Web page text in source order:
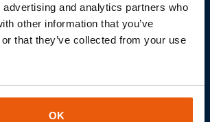
and analytics partners who
other information that you’ve
that they’ve collected from your use
OK